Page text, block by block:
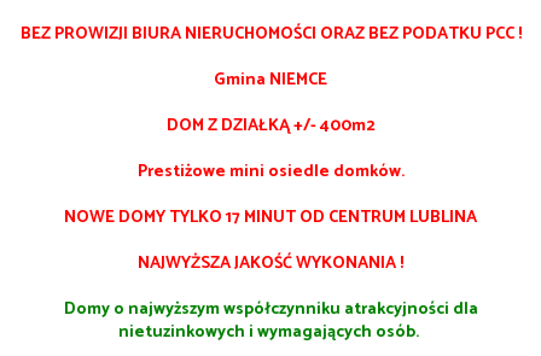
BEZ PROWIZJI BIURA NIERUCHOMOŚCI ORAZ BEZ PODATKU PCC !
Gmina NIEMCE
DOM Z DZIAŁKĄ +/- 400m2
Prestiżowe mini osiedle domków.
NOWE DOMY TYLKO 17 MINUT OD CENTRUM LUBLINA
NAJWYŻSZA JAKOŚĆ WYKONANIA !
Domy o najwyższym współczynniku atrakcyjności dla
nietuzinkowych i wymagających osób.